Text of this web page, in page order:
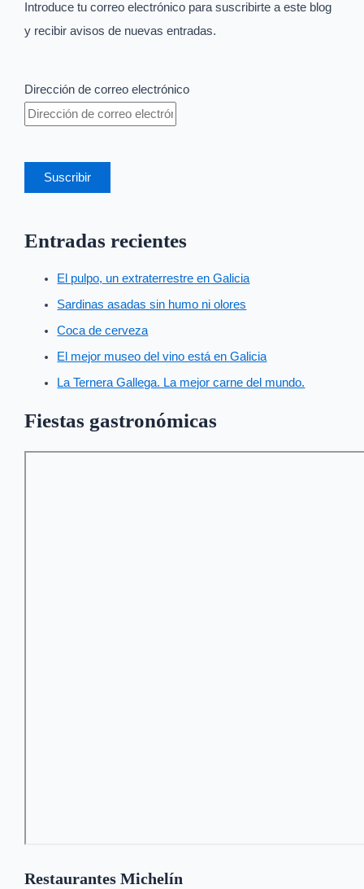
Introduce tu correo electrónico para suscribirte a este blog
y recibir avisos de nuevas entradas.
Dirección de correo electrónico
Suscribir
Entradas recientes
El pulpo, un extraterrestre en Galicia
Sardinas asadas sin humo ni olores
Coca de cerveza
El mejor museo del vino está en Galicia
La Ternera Gallega. La mejor carne del mundo.
Fiestas gastronómicas
Restaurantes Michelín